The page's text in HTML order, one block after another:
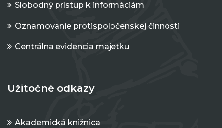
Slobodný prístup k informáciám
Oznamovanie protispoločenskej činnosti
Centrálna evidencia majetku
Užitočné odkazy
Akademická knižnica